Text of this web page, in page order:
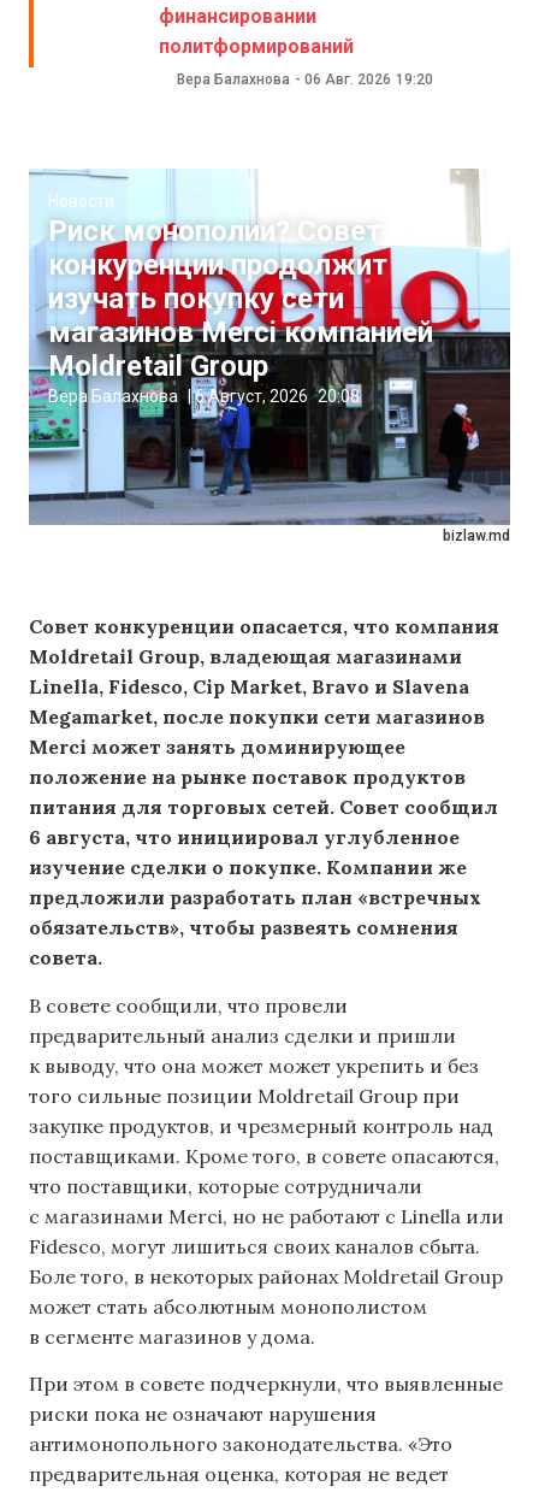
финансировании
политформирований
Вера Балахнова - 06 Авг. 2026 19:20
bizlaw.md
Новости
Риск монополии? Совет
конкуренции продолжит
изучать покупку сети
магазинов Merci компанией
Moldretail Group
Вера Балахнова | 6 Август, 2026 20:08
Совет конкуренции опасается, что компания
Moldretail Group, владеющая магазинами
Linella, Fidesco, Cip Market, Bravo и Slavena
Megamarket, после покупки сети магазинов
Merci может занять доминирующее
положение на рынке поставок продуктов
питания для торговых сетей. Совет сообщил
6 августа, что инициировал углубленное
изучение сделки о покупке. Компании же
предложили разработать план «встречных
обязательств», чтобы развеять сомнения
совета.
В совете сообщили, что провели
предварительный анализ сделки и пришли
к выводу, что она может может укрепить и без
того сильные позиции Moldretail Group при
закупке продуктов, и чрезмерный контроль над
поставщиками. Кроме того, в совете опасаются,
что поставщики, которые сотрудничали
с магазинами Merci, но не работают с Linella или
Fidesco, могут лишиться своих каналов сбыта.
Боле того, в некоторых районах Moldretail Group
может стать абсолютным монополистом
в сегменте магазинов у дома.
При этом в совете подчеркнули, что выявленные
риски пока не означают нарушения
антимонопольного законодательства. «Это
предварительная оценка, которая не ведет